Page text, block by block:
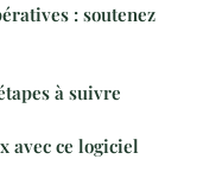
: soutenez
à suivre
avec ce logiciel